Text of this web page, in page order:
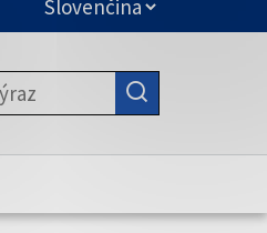
vždy začína
KARTE
KARTE